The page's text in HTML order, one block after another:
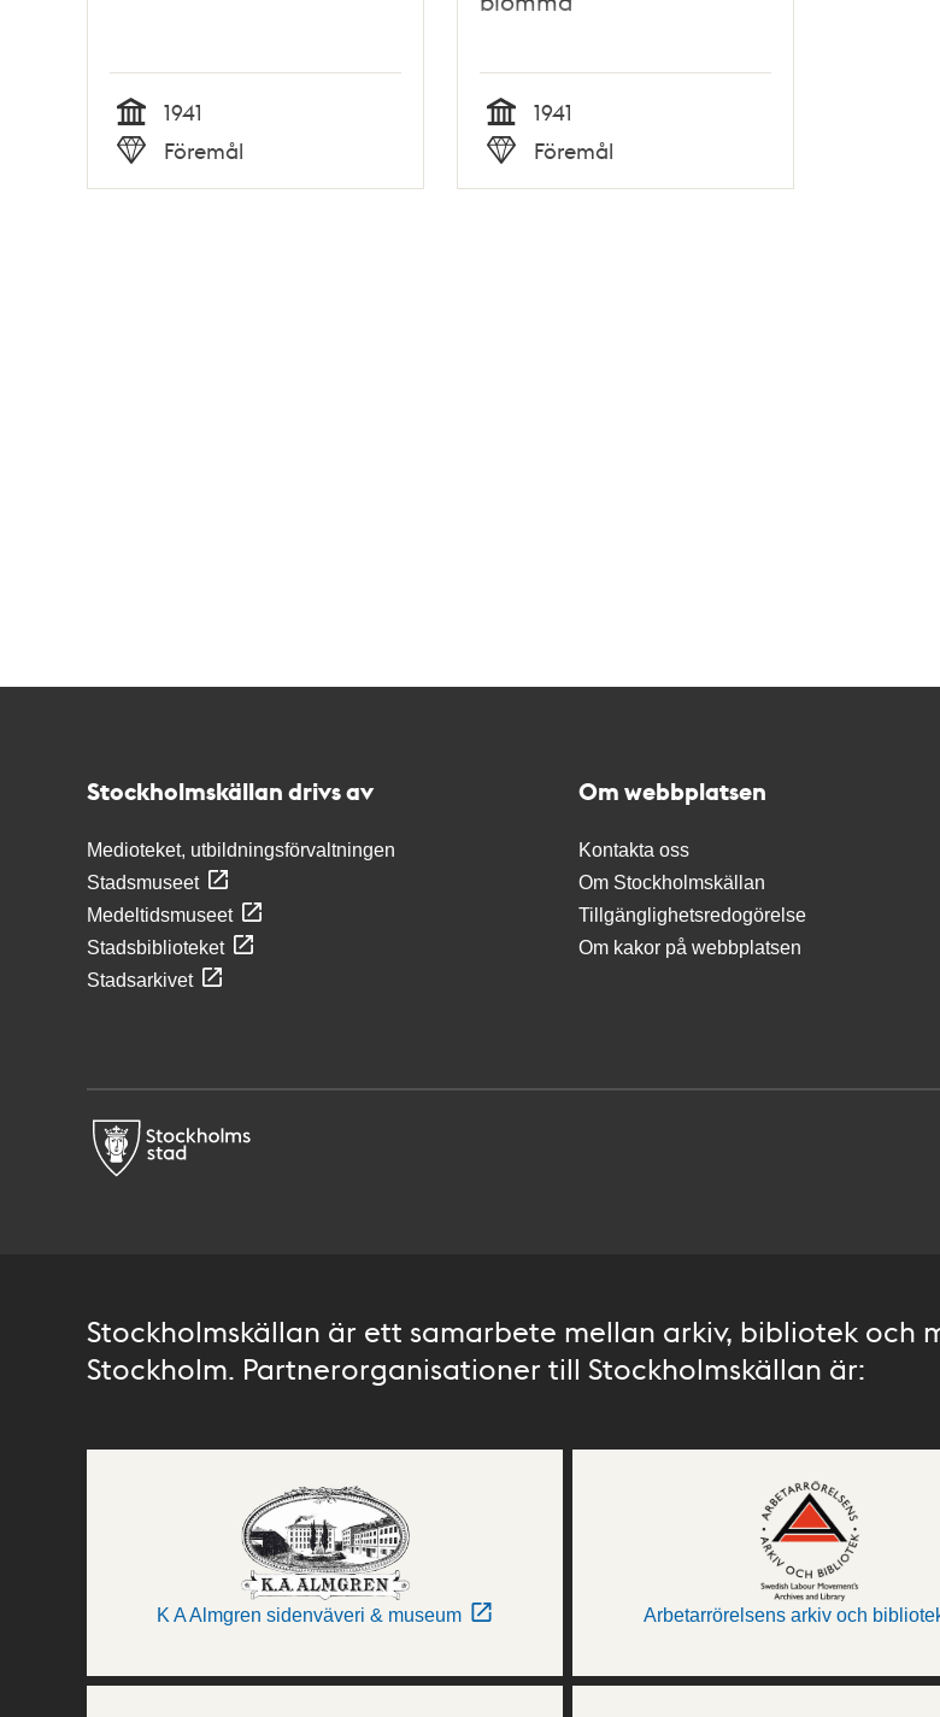
Tid
1941
Typ
Föremål Tid
1941
Typ
Föremål
Stockholmskällan drivs av
Medioteket, utbildningsförvaltningen
Stadsmuseet
Medeltidsmuseet
Stadsbiblioteket
Stadsarkivet
Om webbplatsen
Kontakta oss
Om Stockholmskällan
Tillgänglighetsredogörelse
Om kakor på webbplatsen
Stockholmskällan är ett samarbete mellan arkiv, bibliotek och
Stockholm. Partnerorganisationer till Stockholmskällan är:
K A Almgren sidenväveri & museum Arbetarrörelsens arkiv och